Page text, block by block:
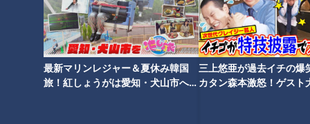
最新マリンレジャー＆夏休み韓国
旅！紅しょうがは愛知・犬山市へ
三上悠亜が過去イチの爆
カタン森本激怒！ゲスト
地元の人に「月末になると大きなチャーシューのラーメンが食
べられる」と聞いて足を運んだ【やよいそば 角店】。場所は
岐阜県高山市の宮川朝市の近く。昭和23年創業の中華そば専